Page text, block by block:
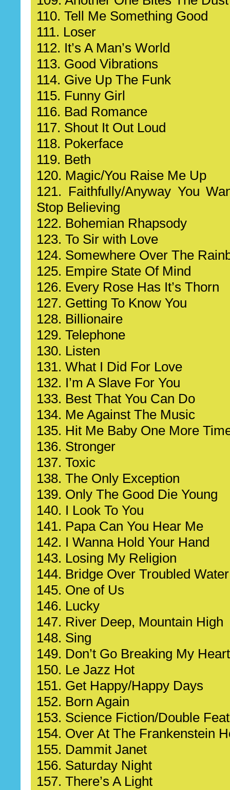
110. Tell Me Something Good
111. Loser
112. It’s A Man’s World
113. Good Vibrations
114. Give Up The Funk
115. Funny Girl
116. Bad Romance
117. Shout It Out Loud
118. Pokerface
119. Beth
120. Magic/You Raise Me Up
121. Faithfully/Anyway You
Stop Believing
122. Bohemian Rhapsody
123. To Sir with Love
124. Somewhere Over The
125. Empire State Of Mind
126. Every Rose Has It’s Thorn
127. Getting To Know You
128. Billionaire
129. Telephone
130. Listen
131. What I Did For Love
132. I’m A Slave For You
133. Best That You Can Do
134. Me Against The Music
135. Hit Me Baby One More
136. Stronger
137. Toxic
138. The Only Exception
139. Only The Good Die Young
140. I Look To You
141. Papa Can You Hear Me
142. I Wanna Hold Your Hand
143. Losing My Religion
144. Bridge Over Troubled Water
145. One of Us
146. Lucky
147. River Deep, Mountain High
148. Sing
149. Don’t Go Breaking My Heart
150. Le Jazz Hot
151. Get Happy/Happy Days
152. Born Again
153. Science Fiction/Double
154. Over At The Frankenstein
155. Dammit Janet
156. Saturday Night
157. There’s A Light